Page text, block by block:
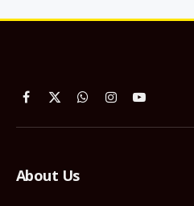
Facebook
X
WhatsApp
InstagramYouTube
About Us